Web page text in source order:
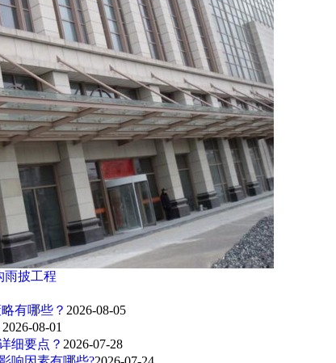
雨披工程
有哪些？ 2026-08-05
2026-08-01
细要点？ 2026-07-28